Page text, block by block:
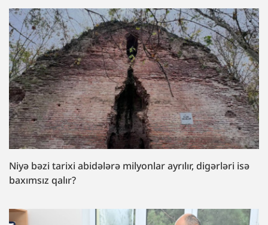
Niyə bəzi tarixi abidələrə milyonlar ayrılır, digərləri isə
baxımsız qalır?